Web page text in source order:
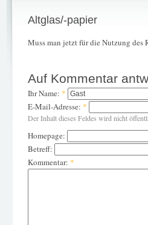
Altglas/-papier
Muss man jetzt für die Nutzung des
Auf Kommentar
Ihr Name: *
E-Mail-Adresse: *
Der Inhalt dieses Feldes wird nicht
Homepage:
Betreff:
Kommentar: *